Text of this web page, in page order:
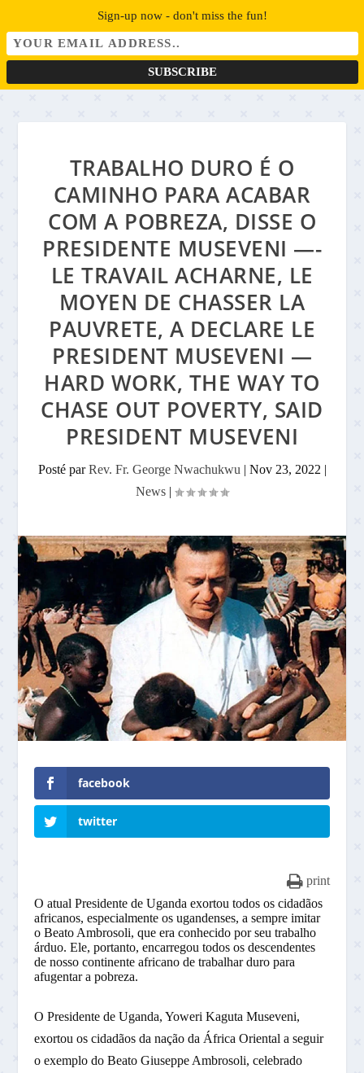
TRABALHO DURO É O
CAMINHO PARA ACABAR
COM A POBREZA, DISSE O
PRESIDENTE MUSEVENI —-
LE TRAVAIL ACHARNE, LE
MOYEN DE CHASSER LA
PAUVRETE, A DECLARE LE
PRESIDENT MUSEVENI —
HARD WORK, THE WAY TO
CHASE OUT POVERTY, SAID
PRESIDENT MUSEVENI
Posté parRev. Fr. George Nwachukwu | Nov 23, 2022 |
News |
facebook
twitter
print
O atual Presidente de Uganda exortou todos os cidadãos
africanos, especialmente os ugandenses, a sempre imitar
o Beato Ambrosoli, que era conhecido por seu trabalho
árduo. Ele, portanto, encarregou todos os descendentes
de nosso continente africano de trabalhar duro para
afugentar a pobreza.
O Presidente de Uganda, Yoweri Kaguta Museveni,
exortou os cidadãos da nação da África Oriental a seguir
o exemplo do Beato Giuseppe Ambrosoli, celebrado
Sign-up now - don't miss the fun!